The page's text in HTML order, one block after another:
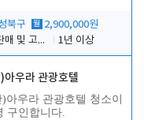
북구 월 2,900,000원
객실판매 및 고객응대
1년 이상
아우라 관광호텔
아우라 관광호텔 청소이
구인합니다.